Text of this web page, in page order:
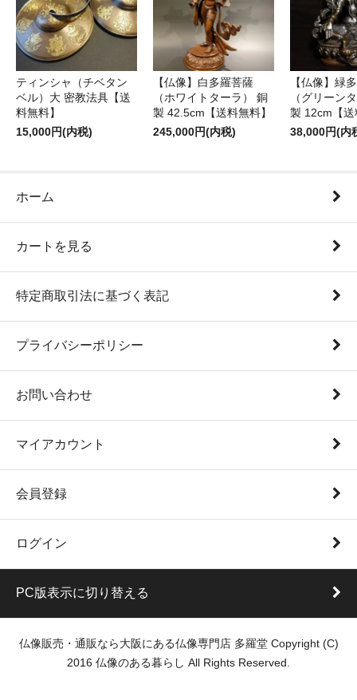
ティンシャ（チベタン
ベル）大 密教法具【送
料無料】
15,000円(内税)
【仏像】白多羅菩薩
（ホワイトターラ） 銅
製 42.5cm【送料無料】
245,000円(内税)
【仏像】緑
（グリーン
製 12cm【
38,000円(内
ホーム
カートを見る
特定商取引法に基づく表記
プライバシーポリシー
お問い合わせ
マイアカウント
会員登録
ログイン
PC版表示に切り替える
仏像販売・通販なら大阪にある仏像専門店 多羅堂 Copyright (C)
2016 仏像のある暮らし All Rights Reserved.